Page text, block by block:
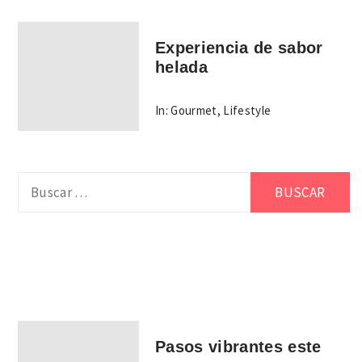
Experiencia de sabor
helada
In: Gourmet, Lifestyle
Pasos vibrantes este